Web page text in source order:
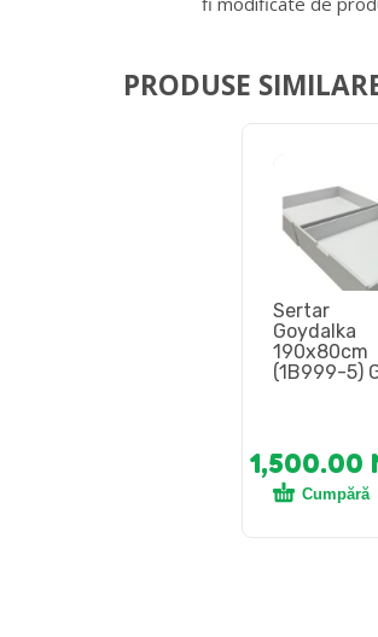
PRODUSE
Sertar
Goydalka
190x80cm
(1B999-5)
1,500.00
Cumpără